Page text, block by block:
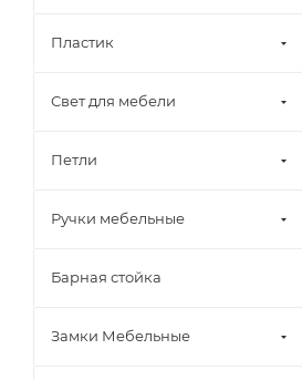
Пластик
Свет для мебели
Петли
Ручки мебельные
Барная стойка
Замки Мебельные